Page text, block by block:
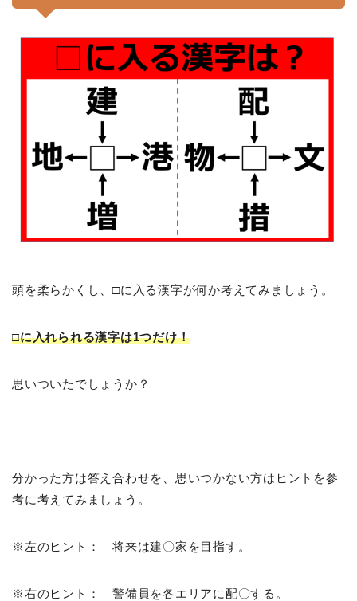
頭を柔らかくし、□に入る漢字が何か考えてみましょう。
□に入れられる漢字は1つだけ！
思いついたでしょうか？
分かった方は答え合わせを、思いつかない方はヒントを参
考に考えてみましょう。
※左のヒント： 将来は建〇家を目指す。
※右のヒント： 警備員を各エリアに配〇する。